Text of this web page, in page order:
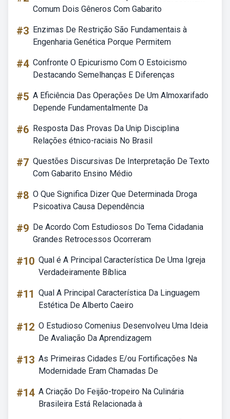
Comum Dois Gêneros Com Gabarito
#3 Enzimas De Restrição São Fundamentais à
Engenharia Genética Porque Permitem
#4 Confronte O Epicurismo Com O Estoicismo
Destacando Semelhanças E Diferenças
#5 A Eficiência Das Operações De Um Almoxarifado
Depende Fundamentalmente Da
#6 Resposta Das Provas Da Unip Disciplina
Relações étnico-raciais No Brasil
#7 Questões Discursivas De Interpretação De Texto
Com Gabarito Ensino Médio
#8 O Que Significa Dizer Que Determinada Droga
Psicoativa Causa Dependência
#9 De Acordo Com Estudiosos Do Tema Cidadania
Grandes Retrocessos Ocorreram
#10 Qual é A Principal Característica De Uma Igreja
Verdadeiramente Bíblica
#11 Qual A Principal Característica Da Linguagem
Estética De Alberto Caeiro
#12 O Estudioso Comenius Desenvolveu Uma Ideia
De Avaliação Da Aprendizagem
#13 As Primeiras Cidades E/ou Fortificações Na
Modernidade Eram Chamadas De
#14 A Criação Do Feijão-tropeiro Na Culinária
Brasileira Está Relacionada à